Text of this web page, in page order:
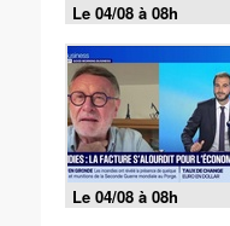
Le 04/08 à 08h
Le 04/08 à 08h